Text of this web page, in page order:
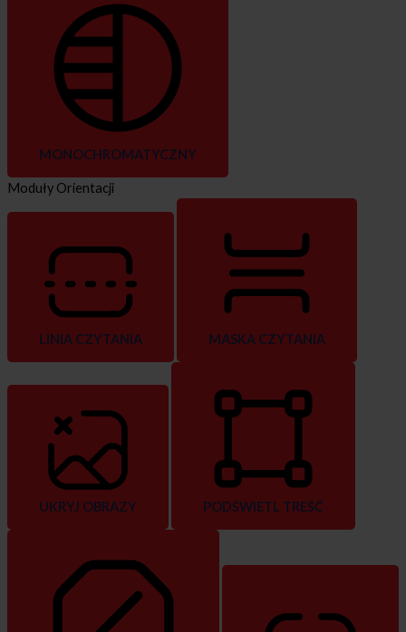
MONOCHROMATYCZNY
Moduły Orientacji
LINIA CZYTANIA MASKA CZYTANIA
UKRYJ OBRAZY PODŚWIETL TREŚĆ